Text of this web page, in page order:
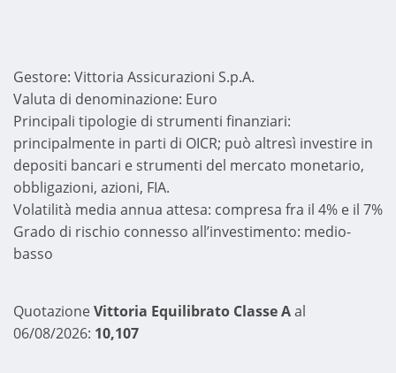
Gestore: Vittoria Assicurazioni S.p.A.
Valuta di denominazione: Euro
Principali tipologie di strumenti finanziari:
principalmente in parti di OICR; può altresì investire in
depositi bancari e strumenti del mercato monetario,
obbligazioni, azioni, FIA.
Volatilità media annua attesa: compresa fra il 4% e il 7%
Grado di rischio connesso all’investimento: medio-
basso
QuotazioneVittoria Equilibrato Classe Aal
06/08/2026: 10,107